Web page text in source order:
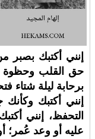
إنني أكتبك
حق القلب وحظوة
برحابة ليلة شتاء
إنني أكتبك
التحفظ، إنني
عليه أو وعد عُمر؛